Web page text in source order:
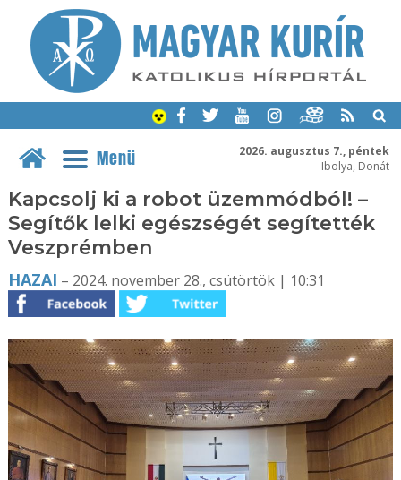
2026. augusztus 7., péntek
Ibolya, Donát
Menü
Kapcsolj ki a robot üzemmódból! –
Segítők lelki egészségét segítették
Veszprémben
HAZAI – 2024. november 28., csütörtök | 10:31